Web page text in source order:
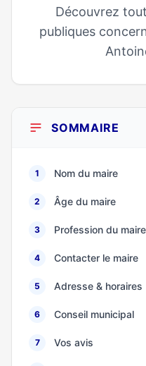
Découvrez
publiques
SOMMAIRE
1 Nom du maire
2 Âge du maire
3 Profession du maire
4 Contacter le maire
5 Adresse & horaires
6 Conseil municipal
7 Vos avis